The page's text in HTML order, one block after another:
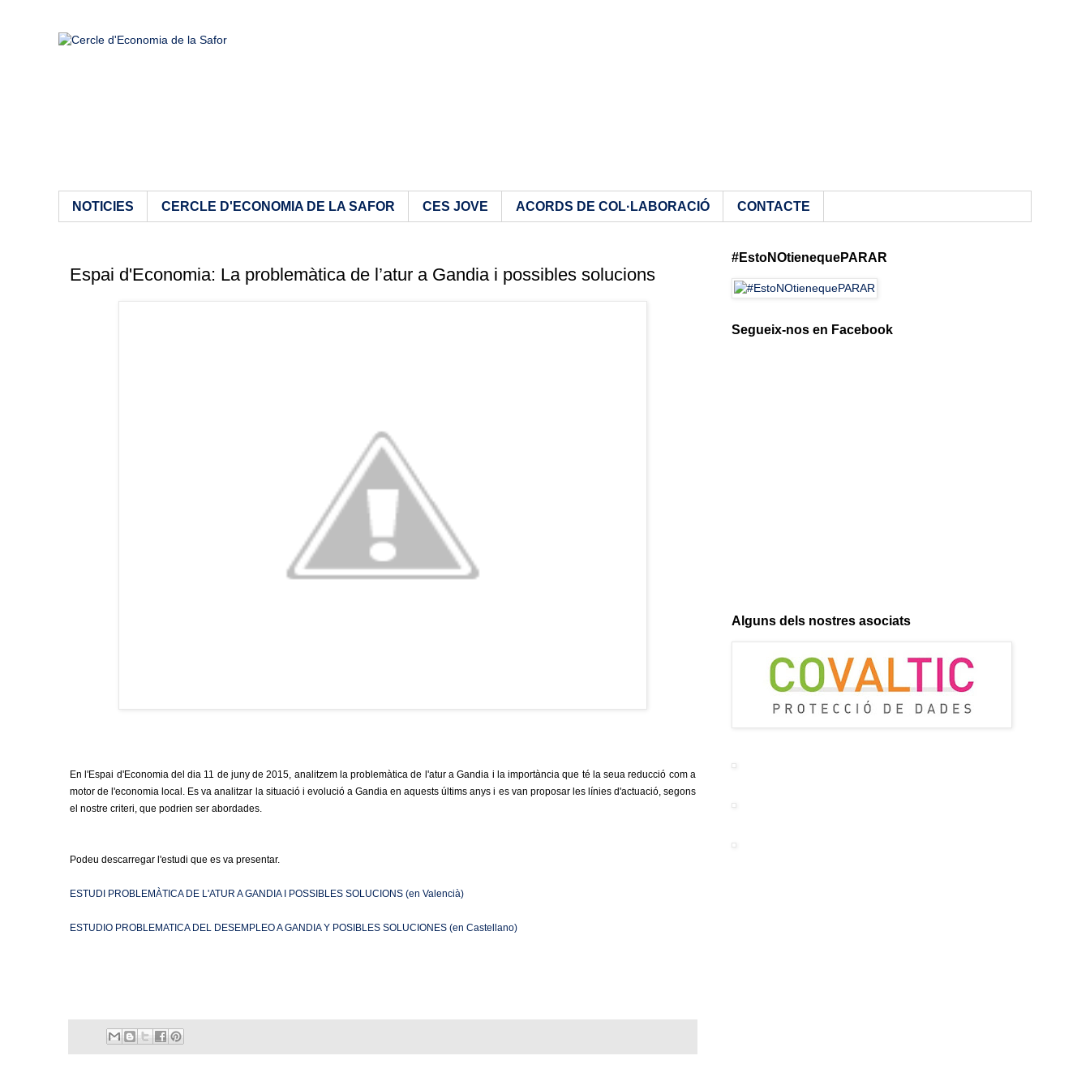
NOTICIES CERCLE D'ECONOMIA DE LA SAFOR CES JOVE ACORDS DE COL·LABORACIÓ CONTACTE
Espai d'Economia: La problemàtica de l’atur a Gandia i possibles solucions
En l'Espai d'Economia del dia 11 de juny de 2015, analitzem la problemàtica de l'atur a Gandia i la importància que té la seua reducció com a
motor de l'economia local. Es va analitzar la situació i evolució a Gandia en aquests últims anys i es van proposar les línies d'actuació, segons
el nostre criteri, que podrien ser abordades.
Podeu descarregar l'estudi que es va presentar.
ESTUDI PROBLEMÀTICA DE L'ATUR A GANDIA I POSSIBLES SOLUCIONS (en Valencià)
ESTUDIO PROBLEMATICA DEL DESEMPLEO A GANDIA Y POSIBLES SOLUCIONES (en Castellano)
#EstoNOtienequePARAR
Segueix-nos en Facebook
Alguns dels nostres asociats